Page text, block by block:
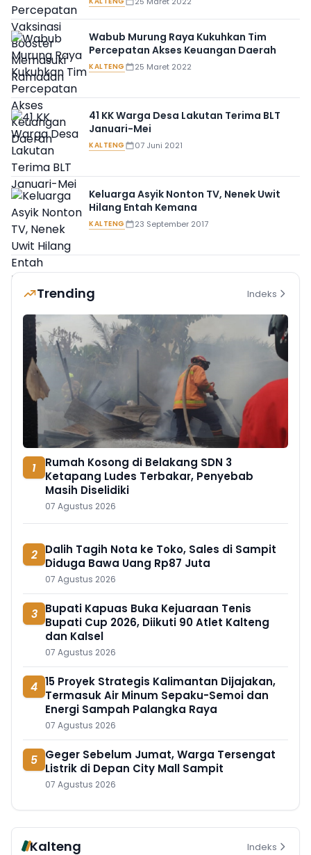
Wabub Murung Raya Kukuhkan Tim
Percepatan Akses Keuangan Daerah
KALTENG 25 Maret 2022
41 KK Warga Desa Lakutan Terima BLT
Januari-Mei
KALTENG 07 Juni 2021
Keluarga Asyik Nonton TV, Nenek Uwit
Hilang Entah Kemana
KALTENG 23 September 2017
Trending Indeks
1
Rumah Kosong di Belakang SDN 3
Ketapang Ludes Terbakar, Penyebab
Masih Diselidiki
07 Agustus 2026
2 Dalih Tagih Nota ke Toko, Sales di Sampit
Diduga Bawa Uang Rp87 Juta
07 Agustus 2026
3 Bupati Kapuas Buka Kejuaraan Tenis
Bupati Cup 2026, Diikuti 90 Atlet Kalteng
dan Kalsel
07 Agustus 2026
4 15 Proyek Strategis Kalimantan Dijajakan,
Termasuk Air Minum Sepaku-Semoi dan
Energi Sampah Palangka Raya
07 Agustus 2026
5 Geger Sebelum Jumat, Warga Tersengat
Listrik di Depan City Mall Sampit
07 Agustus 2026
Kalteng Indeks